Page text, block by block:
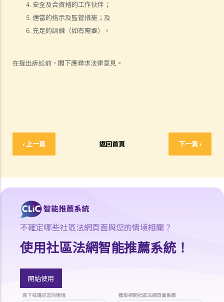
安全及合資格的工作伙伴；
適當的指示及監管措施；及
充足的訓練（如有需要）。
在提出訴訟前，閣下應尋求法律意見。
‹ 上一頁 返回首頁 下一頁 ›
就人身傷害提出申索，是否存在時限？
就人身傷害提出申索，會取得多少賠償？
涉及非致命意外的申索
我的家人在意外中身亡。我可否代表死者展開人身傷亡訴訟？在控告犯
涉及致命意外的申索
死因裁判法庭有甚麼作用？
火災中受傷的僱員
因工受傷以及有關補償
賠償責任
怎樣才算是因工及在僱用期間遭遇意外（簡稱工傷意外）？
在甚麼情況下，僱主不需要為其僱員的工傷負上賠償責任？
賠償項目
不確定哪些社區法網頁面與您的情境相關？
使用社區法網智能推薦系統！
開始使用